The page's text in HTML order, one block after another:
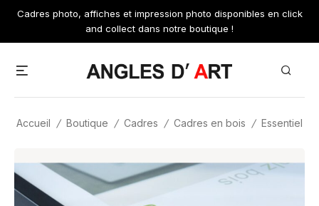
Skip
content
Cadres photo, affiches et impression photo disponibles en click
and collect dans notre boutique !
Accueil / Boutique / Cadres / Cadres en bois / Essentiel